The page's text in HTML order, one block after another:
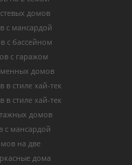
домов
с мансардой
с бассейном
с гаражом
домов
стиле хай-тек
стиле хай-тек
домов
с мансардой
на две
дома